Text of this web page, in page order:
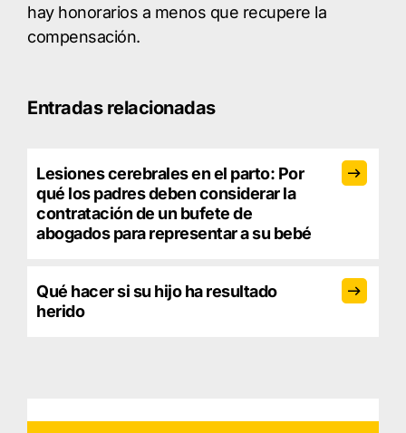
hay honorarios a menos que recupere la
compensación.
Entradas relacionadas
Lesiones cerebrales en el parto: Por
qué los padres deben considerar la
contratación de un bufete de
abogados para representar a su bebé
Qué hacer si su hijo ha resultado
herido